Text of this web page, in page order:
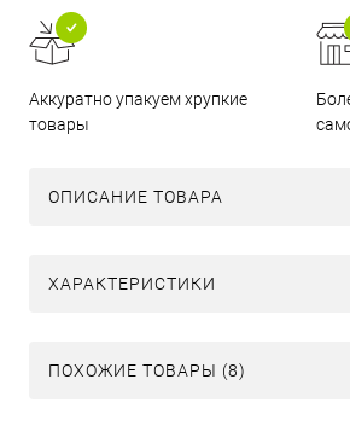
Аккуратно упакуем хрупкие
товары
ОПИСАНИЕ ТОВАРА
ХАРАКТЕРИСТИКИ
ПОХОЖИЕ ТОВАРЫ (8)